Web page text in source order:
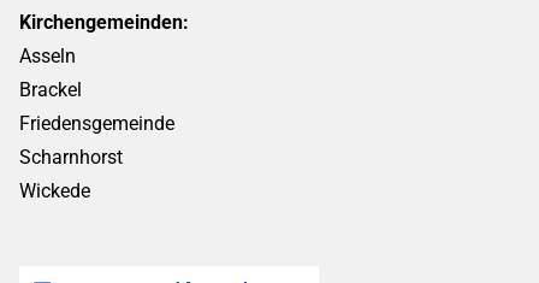
Kirchengemeinden:
Asseln
Brackel
Friedensgemeinde
Scharnhorst
Wickede